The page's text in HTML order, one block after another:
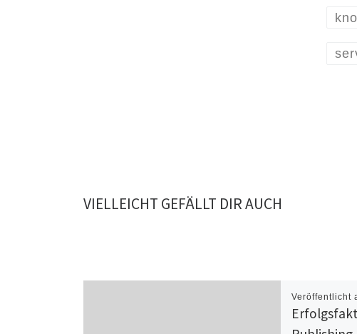
kno
VIELLEICHT GEFÄLLT DIR AUCH
Veröffentlicht